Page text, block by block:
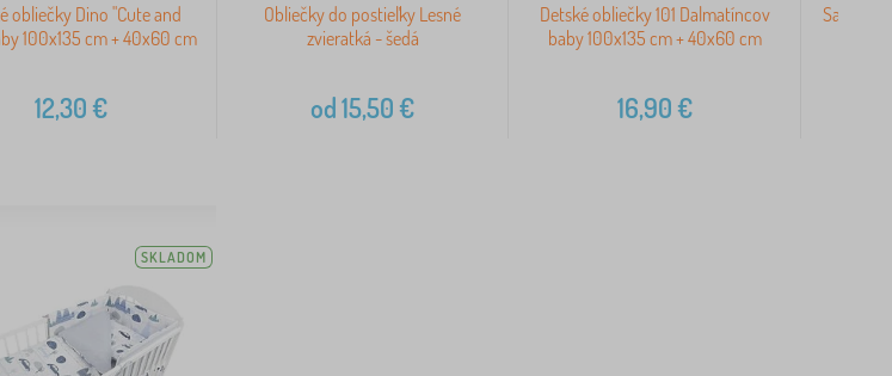
obliečky Dino "Cute and
100x135 cm + 40x60 cm
12,30€
Obliečky do postieľky Lesné
zvieratká - šedá
od15,50€
Detské obliečky 101 Dalmatíncov
baby 100x135 cm + 40x60 cm
16,90€
Sada
SKLADOM